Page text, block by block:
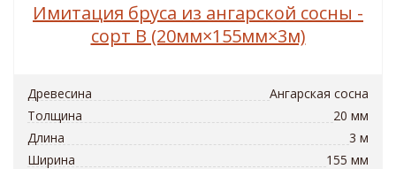
Имитация бруса из ангарской сосны -
сорт B (20мм×155мм×3м)
Древесина
Ангарская сосна
Толщина
20 мм
Длина
3 м
Ширина
155 мм